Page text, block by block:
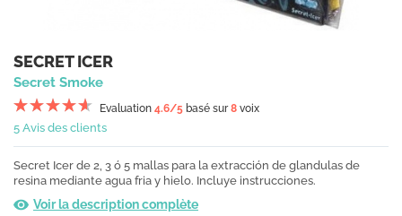
SECRET ICER
Secret Smoke
Evaluation 4.6/5 basé sur8 voix
5 Avis des clients
Secret Icer de 2, 3 ó 5 mallas para la extracción de glandulas de
resina mediante agua fria y hielo. Incluye instrucciones.
Voir la description complète